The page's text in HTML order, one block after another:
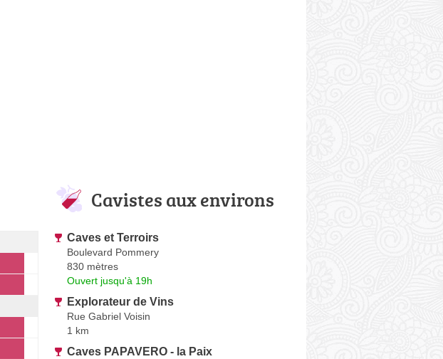
Cavistes aux environs
Caves et Terroirs
Boulevard Pommery
830 mètres
Ouvert jusqu'à 19h
Explorateur de Vins
Rue Gabriel Voisin
1 km
Caves PAPAVERO - la Paix